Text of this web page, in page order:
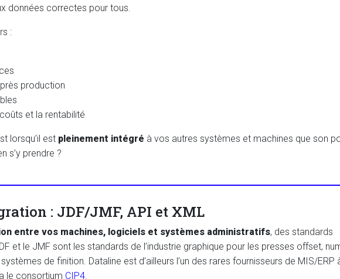
données correctes pour tous.
:
production
et la rentabilité
lorsqu’il est pleinement intégré à vos autres systèmes et machines que son
s’y prendre ?
: JDF/JMF, API et XML
entre vos machines, logiciels et systèmes administratifs, des standards
et le JMF sont les standards de l’industrie graphique pour les presses offset,
de finition. Dataline est d’ailleurs l’un des rares fournisseurs de MIS/ERP
le consortium CIP4.